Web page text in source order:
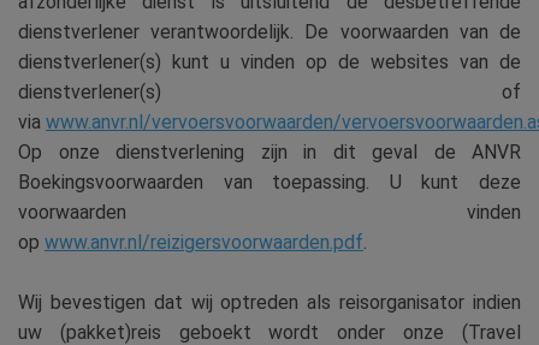
dienstverlener verantwoordelijk. De voorwaarden van de
dienstverlener(s) kunt u vinden op de websites van de
dienstverlener(s) of
via www.anvr.nl/vervoersvoorwaarden/
Op onze dienstverlening zijn in dit geval de ANVR
Boekingsvoorwaarden van toepassing. U kunt deze
voorwaarden vinden
op www.anvr.nl/reizigersvoorwaarden.pdf.
Wij bevestigen dat wij optreden als reisorganisator indien
uw (pakket)reis geboekt wordt onder onze (Travel